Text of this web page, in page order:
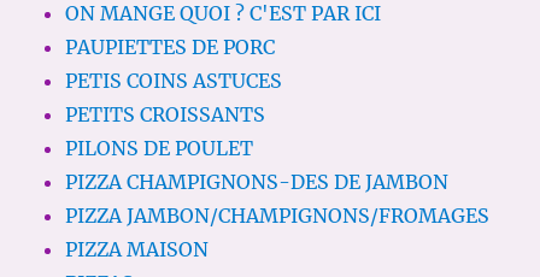
ON MANGE QUOI ? C'EST PAR ICI
PAUPIETTES DE PORC
PETIS COINS ASTUCES
PETITS CROISSANTS
PILONS DE POULET
PIZZA CHAMPIGNONS-DES DE JAMBON
PIZZA JAMBON/CHAMPIGNONS/FROMAGES
PIZZA MAISON